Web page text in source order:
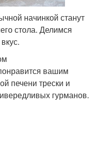
начинкой станут
стола. Делимся
вашим
печени трески и
гурманов.